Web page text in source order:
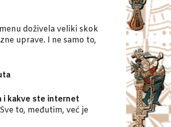
doživela veliki skok
uprave. I ne samo to,
i kakve ste internet
Sve to, međutim, već je